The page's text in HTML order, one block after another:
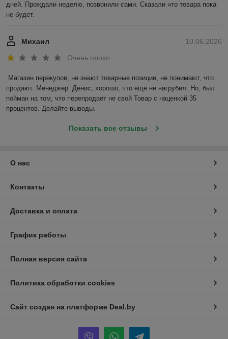
дней. Прождали неделю, позвонили сами. Сказали что товара пока
не будет.
10.06.2026
Михаил
Очень плохо
Магазин перекупов, не знают товарные позиции, не понимают, что
продают. Менеджер  Денис, хорошо, что ещё не нагрубил. Но, был
пойман на том, что перепродаёт не свой Товар с наценкой 35
процентов. Делайте выводы.
Показать все отзывы
О нас
Контакты
Доставка и оплата
График работы
Полная версия сайта
Политика обработки cookies
Сайт создан на платформе Deal.by